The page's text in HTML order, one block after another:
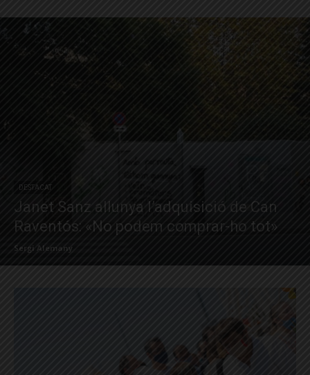
DESTACAT
Janet Sanz allunya l’adquisició de Can
Raventós: «No podem comprar-ho tot»
Sergi Alemany